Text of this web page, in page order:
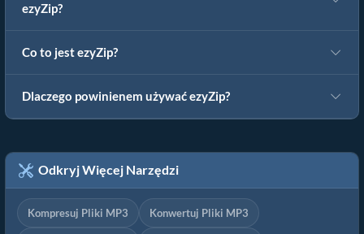
ezyZip?
Co to jest ezyZip?
Dlaczego powinienem używać ezyZip?
Odkryj Więcej Narzędzi
Kompresuj Pliki MP3 Konwertuj Pliki MP3